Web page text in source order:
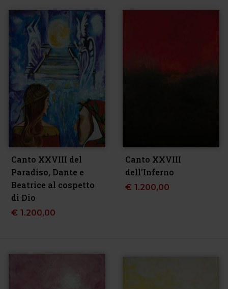
Canto XXVIII del
Paradiso, Dante e
Beatrice al cospetto
di Dio
€ 1.200,00
Canto XXVIII
dell’Inferno
€ 1.200,00